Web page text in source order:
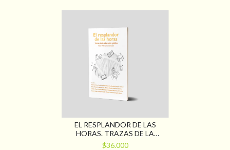
EL RESPLANDOR DE LAS
HORAS. TRAZAS DE LA
EDUCACIÓN PÚBLICA
$36.000